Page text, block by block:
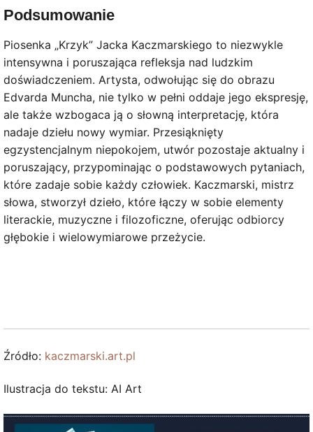
Podsumowanie
Piosenka „Krzyk” Jacka Kaczmarskiego to niezwykle
intensywna i poruszająca refleksja nad ludzkim
doświadczeniem. Artysta, odwołując się do obrazu
Edvarda Muncha, nie tylko w pełni oddaje jego ekspresję,
ale także wzbogaca ją o słowną interpretację, która
nadaje dziełu nowy wymiar. Przesiąknięty
egzystencjalnym niepokojem, utwór pozostaje aktualny i
poruszający, przypominając o podstawowych pytaniach,
które zadaje sobie każdy człowiek. Kaczmarski, mistrz
słowa, stworzył dzieło, które łączy w sobie elementy
literackie, muzyczne i filozoficzne, oferując odbiorcy
głębokie i wielowymiarowe przeżycie.
Źródło: kaczmarski.art.pl
Ilustracja do tekstu: AI Art